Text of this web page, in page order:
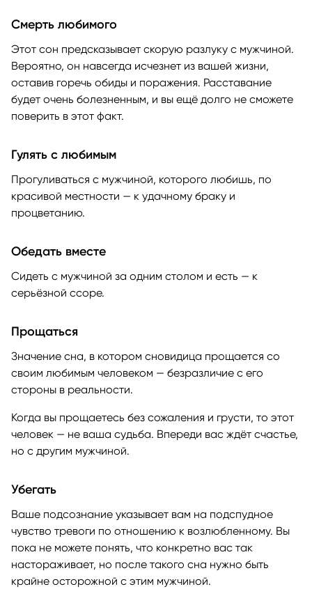
Смерть любимого
Этот сон предсказывает скорую разлуку с мужчиной.
Вероятно, он навсегда исчезнет из вашей жизни,
оставив горечь обиды и поражения. Расставание
будет очень болезненным, и вы ещё долго не сможете
поверить в этот факт.
Гулять с любимым
Прогуливаться с мужчиной, которого любишь, по
красивой местности — к удачному браку и
процветанию.
Обедать вместе
Сидеть с мужчиной за одним столом и есть — к
серьёзной ссоре.
Прощаться
Значение сна, в котором сновидица прощается со
своим любимым человеком — безразличие с его
стороны в реальности.
Когда вы прощаетесь без сожаления и грусти, то этот
человек — не ваша судьба. Впереди вас ждёт счастье,
но с другим мужчиной.
Убегать
Ваше подсознание указывает вам на подспудное
чувство тревоги по отношению к возлюбленному. Вы
пока не можете понять, что конкретно вас так
настораживает, но после такого сна нужно быть
крайне осторожной с этим мужчиной.